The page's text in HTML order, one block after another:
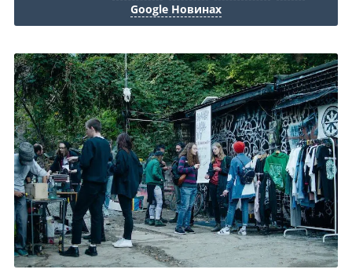
Google Новинах